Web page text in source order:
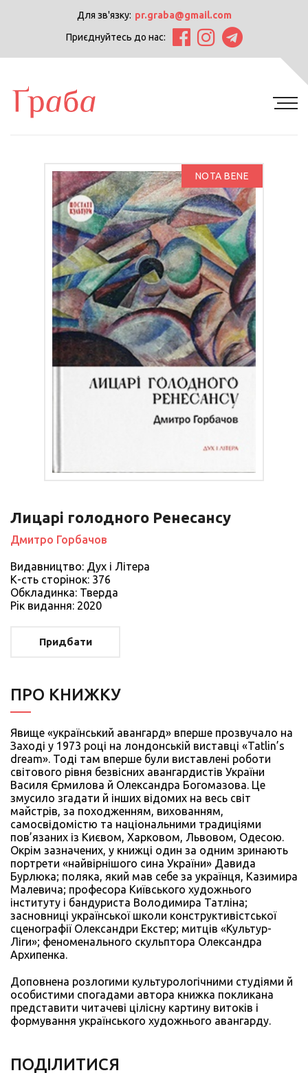
Для зв'язку: pr.graba@gmail.com
Приєднуйтесь до нас:
NOTA BENE
Лицарі голодного Ренесансу
Дмитро Горбачов
Видавництво: Дух і Літера
К-сть сторiнок: 376
Обкладинка: Тверда
Рiк видання: 2020
Придбати
ПРО КНИЖКУ
Явище «український авангард» вперше прозвучало на
Заході у 1973 році на лондонській виставці «Tatlin’s
dream». Тоді там вперше були виставлені роботи
світового рівня безвісних авангардистів України
Василя Єрмилова й Олександра Богомазова. Це
змусило згадати й інших відомих на весь світ
майстрів, за походженням, вихованням,
самосвідомістю та національними традиціями
пов’язаних із Києвом, Харковом, Львовом, Одесою.
Окрім зазначених, у книжці один за одним зринають
портрети «найвірнішого сина України» Давида
Бурлюка; поляка, який мав себе за українця, Казимира
Малевича; професора Київського художнього
інституту і бандуриста Володимира Татліна;
засновниці української школи конструктивістської
сценографії Олександри Екстер; митців «Культур-
Ліги»; феноменального скульптора Олександра
Архипенка.
Доповнена розлогими культурологічними студіями й
особистими спогадами автора книжка покликана
представити читачеві цілісну картину витоків і
формування українського художнього авангарду.
ПОДIЛИТИСЯ